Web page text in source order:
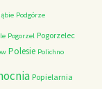
Podgórze
Pogorzel Pogorzelec
Polesie Polichno
Popielarnia